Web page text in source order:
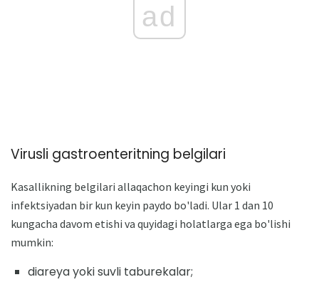
ad
Virusli gastroenteritning belgilari
Kasallikning belgilari allaqachon keyingi kun yoki
infektsiyadan bir kun keyin paydo bo'ladi. Ular 1 dan 10
kungacha davom etishi va quyidagi holatlarga ega bo'lishi
mumkin:
diareya yoki suvli taburekalar;